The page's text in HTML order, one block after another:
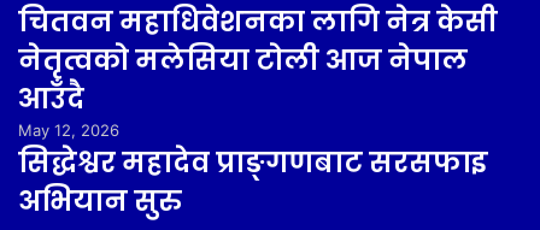
चितवन महाधिवेशनका लागि नेत्र केसी
नेतृत्वको मलेसिया टोली आज नेपाल
आउँदै
May 12, 2026
सिद्धेश्वर महादेव प्राङ्गणबाट सरसफाइ
अभियान सुरु